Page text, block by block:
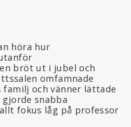
höra hur
bröt ut i jubel och
omfamnade
familj och vänner lättade
snabba
fokus låg på professor